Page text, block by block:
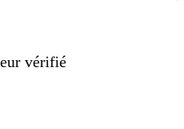
vérifié